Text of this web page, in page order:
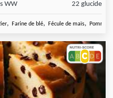
WW 22 glucide
, Farine de blé, Fécule de maïs, Pomme